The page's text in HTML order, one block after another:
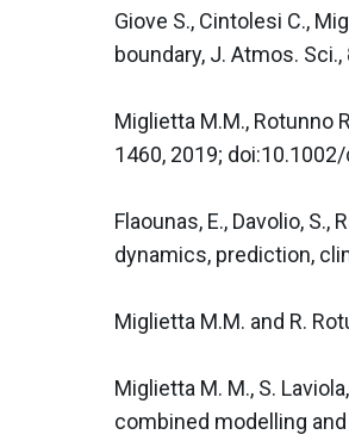
Giove S., Cintolesi C.,
boundary, J. Atmos.
Miglietta M.M., Rotunno
1460, 2019;
Flaounas, E., Davolio,
dynamics, prediction,
Miglietta M.M. and R.
Miglietta M. M., S.
combined modelling